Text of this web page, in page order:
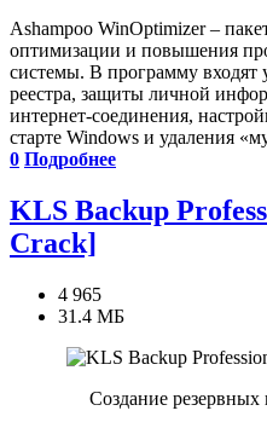
Ashampoo WinOptimizer –
оптимизации и повышения
системы. В программу входят
реестра, защиты личной
интернет-соединения,
старте Windows и удаления
0 Подробнее
KLS Backup
Crack]
4 965
31.4 МБ
Создание